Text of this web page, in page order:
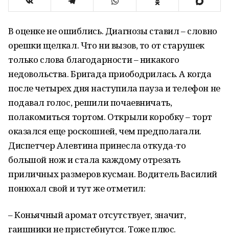
В оценке не ошиблись. Диагнозы ставил – словно
орешки щелкал. Что ни вызов, то от старушек
только слова благодарности – никакого
недовольства. Бригада приободрилась. А когда
после четырех дня наступила пауза и телефон не
подавал голос, решили почаевничать,
полакомиться тортом. Открыли коробку – торт
оказался еще роскошней, чем предполагали.
Диспетчер Алевтина принесла откуда-то
большой нож и стала каждому отрезать
приличных размеров кусман. Водитель Василий
понюхал свой и тут же отметил:
– Коньячный аромат отсутствует, значит,
гаишники не пристебнутся. Тоже плюс.